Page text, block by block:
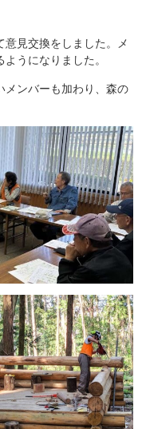
意見交換をしました。メ
うになりました。
メンバーも加わり、森の